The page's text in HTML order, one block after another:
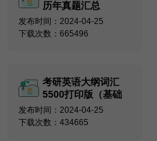
历年真题汇总
发布时间：2024-04-25
下载次数：665496
考研英语大纲词汇
5500打印版（基础
必备）
发布时间：2024-04-25
下载次数：434665